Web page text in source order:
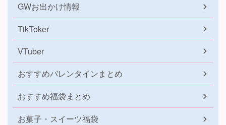
GWお出かけ情報
TikToker
VTuber
おすすめバレンタインまとめ
おすすめ福袋まとめ
お菓子・スイーツ福袋